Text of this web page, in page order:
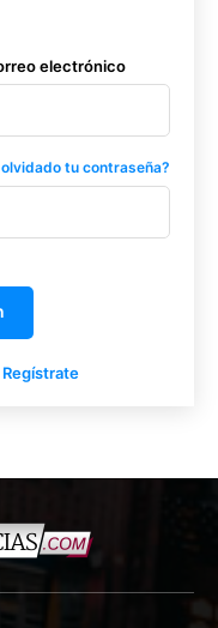
electrónico
tu contraseña?
Regístrate